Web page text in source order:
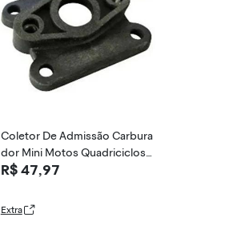
Coletor De Admissão Carbura
dor Mini Motos Quadriciclos
49cc
R$ 47,97
Extra